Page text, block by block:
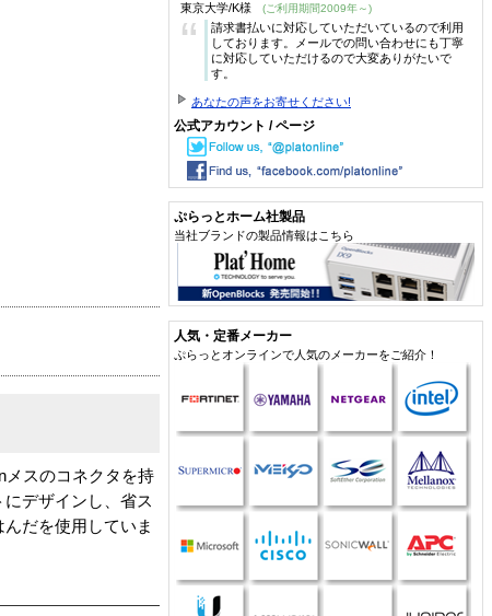
メスのコネクタを持
デザインし、省ス
だを使用していま
東京大学/K様 (ご利用期間2009年～)
“
請求書払いに対応していただいているので利用
しております。メールでの問い合わせにも丁寧
に対応していただけるので大変ありがたいで
す。
あなたの声をお寄せください!
公式アカウント / ページ
ぷらっとホーム社製品
当社ブランドの製品情報はこちら
人気・定番メーカー
ぷらっとオンラインで人気のメーカーをご紹介！